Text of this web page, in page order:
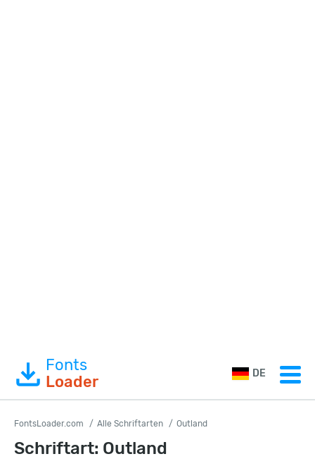
Fonts
Loader
DE
FontsLoader.com Alle Schriftarten Outland
Schriftart: Outland